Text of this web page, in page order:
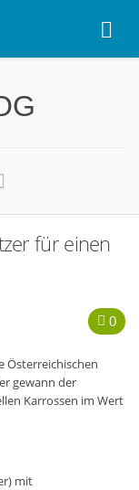
von
für einen
0
Österreichischen
gewann der
Karrossen im Wert
mit